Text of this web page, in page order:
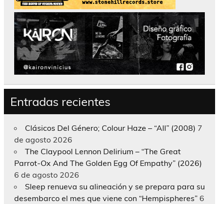
Entradas recientes
Clásicos Del Género; Colour Haze – “All” (2008) 7
de agosto 2026
The Claypool Lennon Delirium – “The Great
Parrot-Ox And The Golden Egg Of Empathy” (2026)
6 de agosto 2026
Sleep renueva su alineación y se prepara para su
desembarco el mes que viene con “Hempispheres” 6